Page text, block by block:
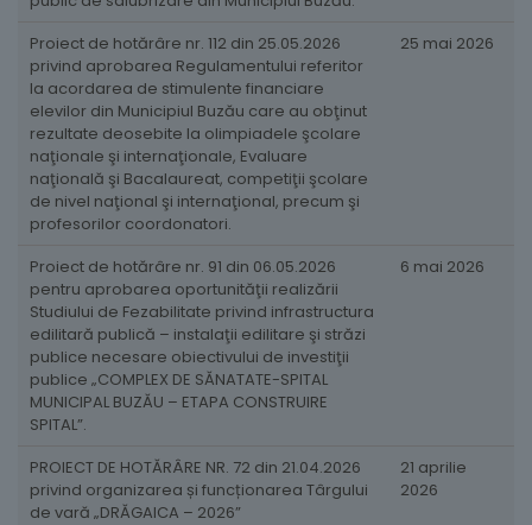
Proiect de hotărâre nr. 112 din 25.05.2026
privind aprobarea Regulamentului referitor
la acordarea de stimulente financiare
elevilor din Municipiul Buzău care au obţinut
rezultate deosebite la olimpiadele şcolare
naţionale şi internaţionale, Evaluare
naţională şi Bacalaureat, competiţii şcolare
de nivel naţional şi internaţional, precum şi
profesorilor coordonatori.
25 mai 2026
Proiect de hotărâre nr. 91 din 06.05.2026
pentru aprobarea oportunităţii realizării
Studiului de Fezabilitate privind infrastructura
edilitară publică – instalaţii edilitare şi străzi
publice necesare obiectivului de investiţii
publice „COMPLEX DE SĂNATATE-SPITAL
MUNICIPAL BUZĂU – ETAPA CONSTRUIRE
SPITAL”.
6 mai 2026
PROIECT DE HOTĂRÂRE NR. 72 din 21.04.2026
privind organizarea și funcționarea Târgului
de vară „DRĂGAICA – 2026”
21 aprilie
2026